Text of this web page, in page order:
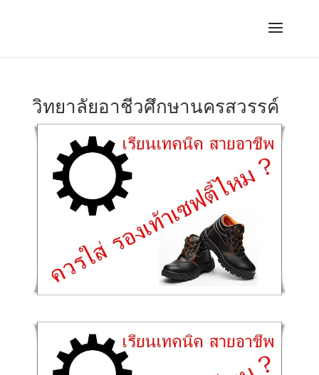
วิทยาลัยอาชีวศึกษานครสวรรค์